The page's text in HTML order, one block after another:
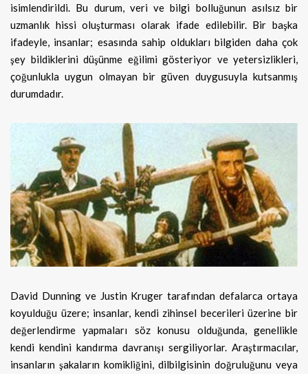
isimlendirildi. Bu durum, veri ve bilgi bolluğunun asılsız bir
uzmanlık hissi oluşturması olarak ifade edilebilir. Bir başka
ifadeyle, insanlar; esasında sahip oldukları bilgiden daha çok
şey bildiklerini düşünme eğilimi gösteriyor ve yetersizlikleri,
çoğunlukla uygun olmayan bir güven duygusuyla kutsanmış
durumdadır.
David Dunning ve Justin Kruger tarafından defalarca ortaya
koyulduğu üzere; insanlar, kendi zihinsel becerileri üzerine bir
değerlendirme yapmaları söz konusu olduğunda, genellikle
kendi kendini kandırma davranışı sergiliyorlar. Araştırmacılar,
insanların şakaların komikliğini, dilbilgisinin doğruluğunu veya